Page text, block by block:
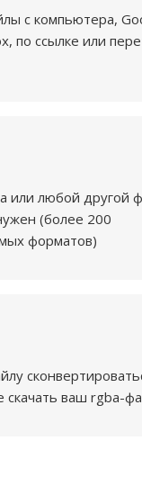
с компьютера,
по ссылке или
или любой другой
(более 200
форматов)
скачать ваш rgba-